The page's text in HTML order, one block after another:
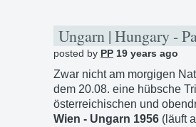
Ungarn | Hungary -
posted by PP 19 years ago
Zwar nicht am morgigen
dem 20.08. eine hübsche
österreichischen und
Wien - Ungarn 1956 (läuft